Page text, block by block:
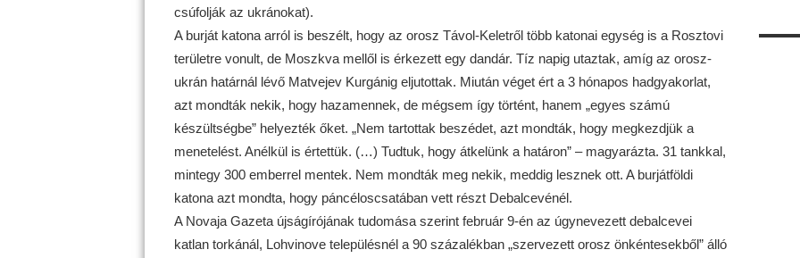
csúfolják az ukránokat).
A burját katona arról is beszélt, hogy az orosz Távol-Keletről több katonai egység is a Rosztovi
területre vonult, de Moszkva mellől is érkezett egy dandár. Tíz napig utaztak, amíg az orosz-
ukrán határnál lévő Matvejev Kurgánig eljutottak. Miután véget ért a 3 hónapos hadgyakorlat,
azt mondták nekik, hogy hazamennek, de mégsem így történt, hanem „egyes számú
készültségbe” helyezték őket. „Nem tartottak beszédet, azt mondták, hogy megkezdjük a
menetelést. Anélkül is értettük. (…) Tudtuk, hogy átkelünk a határon” – magyarázta. 31 tankkal,
mintegy 300 emberrel mentek. Nem mondták meg nekik, meddig lesznek ott. A burjátföldi
katona azt mondta, hogy páncéloscsatában vett részt Debalcevénél.
A Novaja Gazeta újságírójának tudomása szerint február 9-én az úgynevezett debalcevei
katlan torkánál, Lohvinove településnél a 90 százalékban „szervezett orosz önkéntesekből” álló